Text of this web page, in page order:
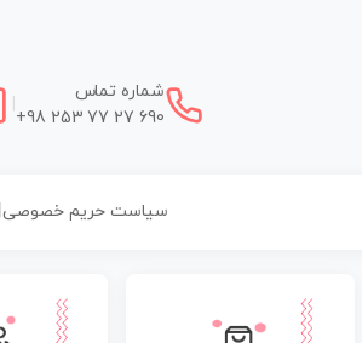
شماره تماس
+98 253 77 27 690
سیاست حریم خصوصی|